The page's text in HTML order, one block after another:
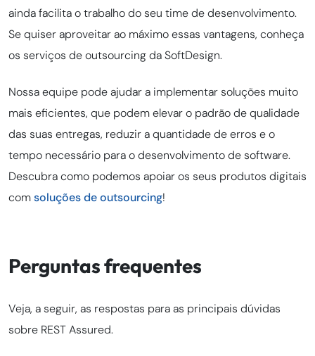
ainda facilita o trabalho do seu time de desenvolvimento.
Se quiser aproveitar ao máximo essas vantagens, conheça
os serviços de outsourcing da SoftDesign.
Nossa equipe pode ajudar a implementar soluções muito
mais eficientes, que podem elevar o padrão de qualidade
das suas entregas, reduzir a quantidade de erros e o
tempo necessário para o desenvolvimento de software.
Descubra como podemos apoiar os seus produtos digitais
comsoluções de outsourcing!
Perguntas frequentes
Veja, a seguir, as respostas para as principais dúvidas
sobre REST Assured.